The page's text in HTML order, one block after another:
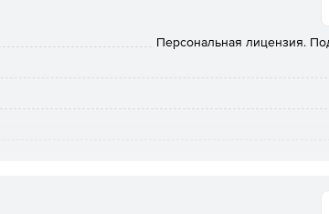
опции редактирвоания видео и аудио, смены
фиксировать все происходящее на
Персональная лицензия.